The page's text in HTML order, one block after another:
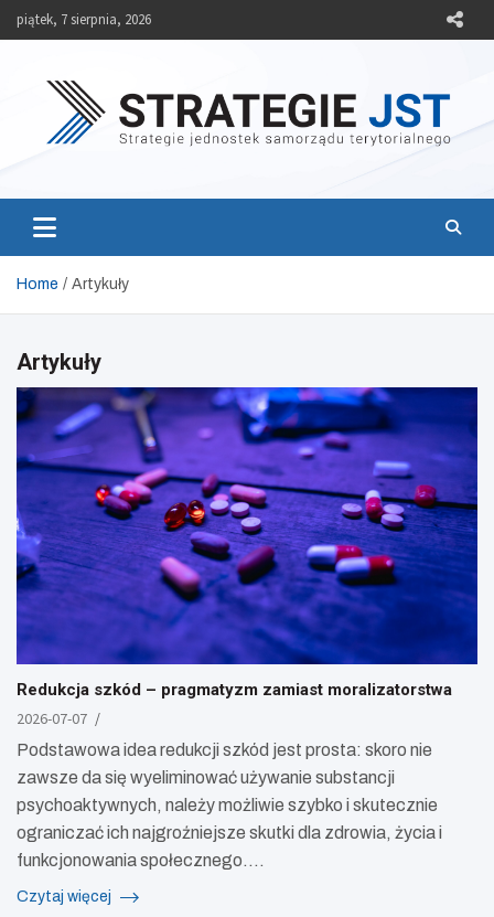
Skippiątek, 7 sierpnia, 2026
Strategie JST
Home Artykuły
Artykuły
Redukcja szkód – pragmatyzm zamiast moralizatorstwa
2026-07-07
Podstawowa idea redukcji szkód jest prosta: skoro nie
zawsze da się wyeliminować używanie substancji
psychoaktywnych, należy możliwie szybko i skutecznie
ograniczać ich najgroźniejsze skutki dla zdrowia, życia i
funkcjonowania społecznego.…
Czytaj więcej